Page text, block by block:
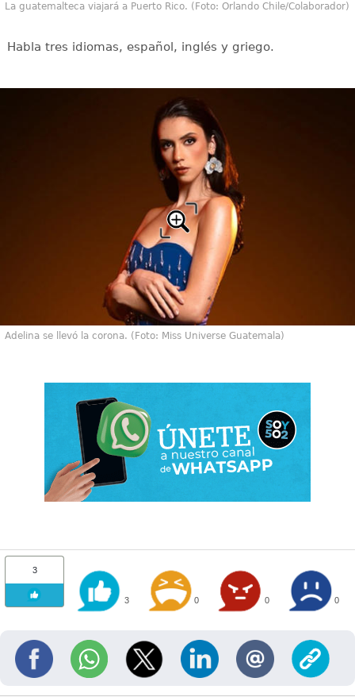
La guatemalteca viajará a Puerto Rico. (Foto: Orlando Chile/Colaborador)
Habla tres idiomas, español, inglés y griego.
Adelina se llevó la corona. (Foto: Miss Universe Guatemala)
3
3 0 0 0